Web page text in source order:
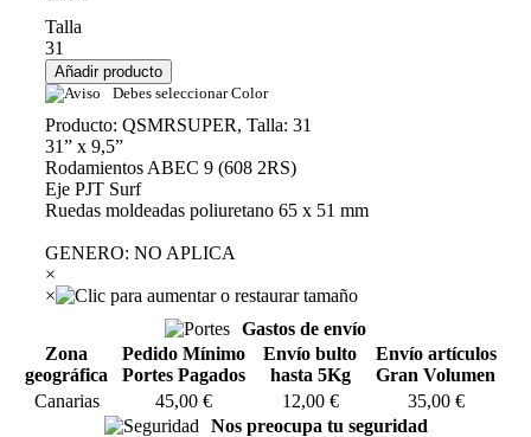
Talla
31
Debes seleccionar Color
Producto: QSMRSUPER, Talla: 31
31” x 9,5”
Rodamientos ABEC 9 (608 2RS)
Eje PJT Surf
Ruedas moldeadas poliuretano 65 x 51 mm
GENERO: NO APLICA
×
×
Gastos de envío
Zona
geográfica
Pedido Mínimo
Portes Pagados
Envío bulto
hasta 5Kg
Envío artículos
Gran Volumen
Canarias
45,00 € 12,00 €
35,00 €
Nos preocupa tu seguridad